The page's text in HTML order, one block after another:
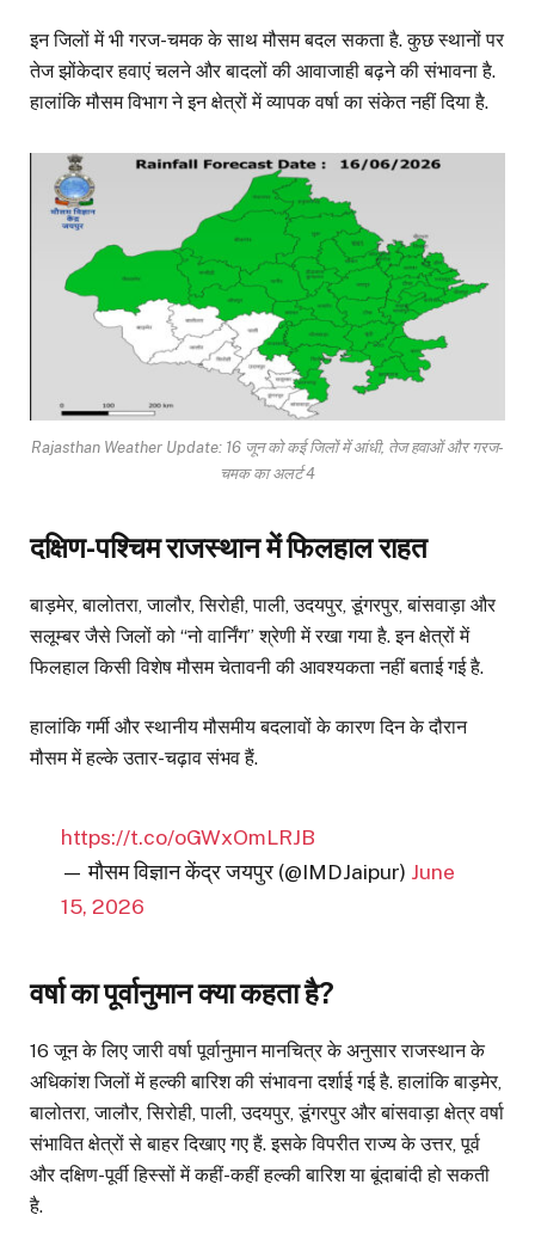
इन जिलों में भी गरज-चमक के साथ मौसम बदल सकता है. कुछ स्थानों पर
तेज झोंकेदार हवाएं चलने और बादलों की आवाजाही बढ़ने की संभावना है.
हालांकि मौसम विभाग ने इन क्षेत्रों में व्यापक वर्षा का संकेत नहीं दिया है.
Rajasthan Weather Update: 16 जून को कई जिलों में आंधी, तेज हवाओं और गरज-
चमक का अलर्ट 4
दक्षिण-पश्चिम राजस्थान में फिलहाल राहत
बाड़मेर, बालोतरा, जालौर, सिरोही, पाली, उदयपुर, डूंगरपुर, बांसवाड़ा और
सलूम्बर जैसे जिलों को “नो वार्निंग” श्रेणी में रखा गया है. इन क्षेत्रों में
फिलहाल किसी विशेष मौसम चेतावनी की आवश्यकता नहीं बताई गई है.
हालांकि गर्मी और स्थानीय मौसमीय बदलावों के कारण दिन के दौरान
मौसम में हल्के उतार-चढ़ाव संभव हैं.
https://t.co/oGWxOmLRJB
— मौसम विज्ञान केंद्र जयपुर (@IMDJaipur) June
15, 2026
वर्षा का पूर्वानुमान क्या कहता है?
16 जून के लिए जारी वर्षा पूर्वानुमान मानचित्र के अनुसार राजस्थान के
अधिकांश जिलों में हल्की बारिश की संभावना दर्शाई गई है. हालांकि बाड़मेर,
बालोतरा, जालौर, सिरोही, पाली, उदयपुर, डूंगरपुर और बांसवाड़ा क्षेत्र वर्षा
संभावित क्षेत्रों से बाहर दिखाए गए हैं. इसके विपरीत राज्य के उत्तर, पूर्व
और दक्षिण-पूर्वी हिस्सों में कहीं-कहीं हल्की बारिश या बूंदाबांदी हो सकती
है.